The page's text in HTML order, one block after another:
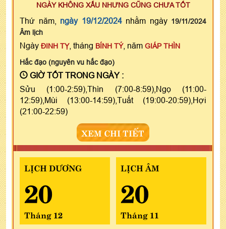
NGÀY KHÔNG XẤU NHƯNG CŨNG CHƯA TỐT
Thứ năm, ngày 19/12/2024nhằm ngày 19/11/2024
Âm lịch
Ngày ĐINH TỴ, tháng BÍNH TÝ, năm GIÁP THÌN
Hắc đạo (nguyên vu hắc đạo)
GIỜ TỐT TRONG NGÀY :
Sửu (1:00-2:59),Thìn (7:00-8:59),Ngọ (11:00-
12:59),Mùi (13:00-14:59),Tuất (19:00-20:59),Hợi
(21:00-22:59)
XEM CHI TIẾT
LỊCH DƯƠNG
20
Tháng 12
LỊCH ÂM
20
Tháng 11